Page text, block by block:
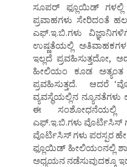
ಸೂಪರ್ ಫ್ಲೂಯಿಡ್ ಗಳಲ್ಲಿ
ಪ್ರವಾಹಗಳು ಸೇರಿದಂತೆ
ಎಫ್.ಇ.ಬಿ.ಗಳು
ಉಷ್ಣತೆಯಲ್ಲಿ
ಇಲ್ಲದೆ ಪ್ರವಹಿಸುತ್ತದೋ,
ಹೀಲಿಯಂ ಕೂಡ ಅತ್ಯಂತ
ಪ್ರವಹಿಸುತ್ತದೆ. ಆದರೆ
ವ್ಯವಸ್ಥೆಯಲ್ಲಿನ
ಈ ಸಂಶೋಧನೆಯಲ್ಲಿ
ಎಫ್.ಇ.ಬಿ.ಗಳು ವೊರ್ಟಿಸಿಸ್
ವೊರ್ಟಿಸಿಸ್ ಗಳು ಪರಸ್ಪರ
ಫ್ಲೂಯಿಡ್ ಹೀಲಿಯಂನಲ್ಲಿ
ಅಧ್ಯಯನ ನಡೆಸುವುದಕ್ಕೂ